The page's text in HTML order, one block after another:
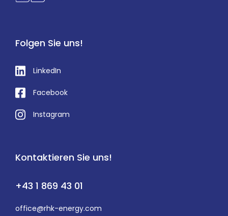
Folgen Sie uns!
LinkedIn
Facebook
Instagram
Kontaktieren Sie uns!
+43 1 869 43 01
office@rhk-energy.com